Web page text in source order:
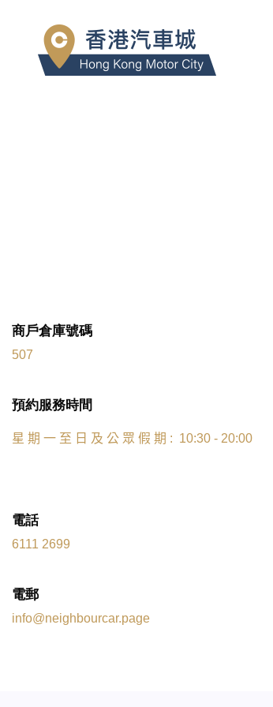
商戶倉庫號碼
507
預約服務時間
星 期 一 至 日 及 公 眾 假 期 : 10:30 - 20:00
電話
6111 2699
電郵
info@neighbourcar.page